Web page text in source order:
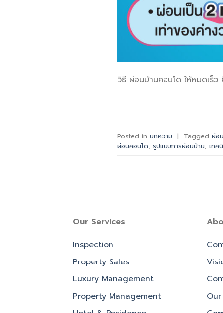
วิธี ผ่อนบ้านคอนโด ให้หมดเร็ว
Posted in บทความ | Tagged ผ่อ
ผ่อนคอนโด, รูปแบบการผ่อนบ้าน, เทค
Our Services
Inspection
Property Sales
Luxury Management
Property Management